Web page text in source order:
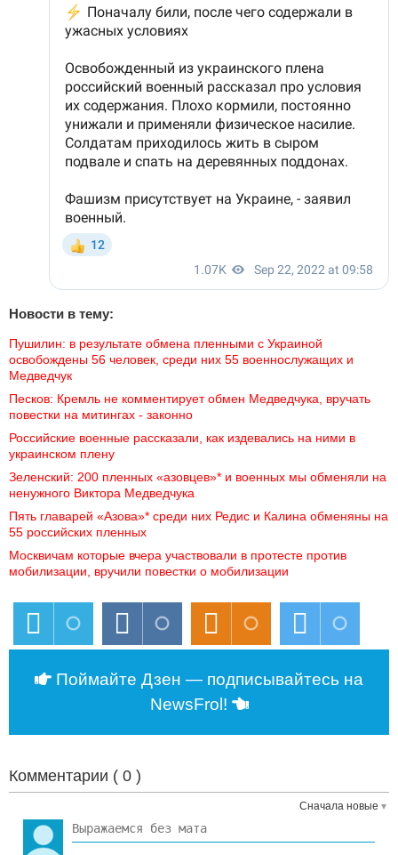
Новости в тему:
Пушилин: в результате обмена пленными с Украиной
освобождены 56 человек, среди них 55 военнослужащих и
Медведчук
Песков: Кремль не комментирует обмен Медведчука, вручать
повестки на митингах - законно
Российские военные рассказали, как издевались на ними в
украинском плену
Зеленский: 200 пленных «азовцев»* и военных мы обменяли на
ненужного Виктора Медведчука
Пять главарей «Азова»* среди них Редис и Калина обменяны на
55 российских пленных
Москвичам которые вчера участвовали в протесте против
мобилизации, вручили повестки о мобилизации
Поймайте Дзен — подписывайтесь на
NewsFrol!
Комментарии ( 0 )
Сначала новые